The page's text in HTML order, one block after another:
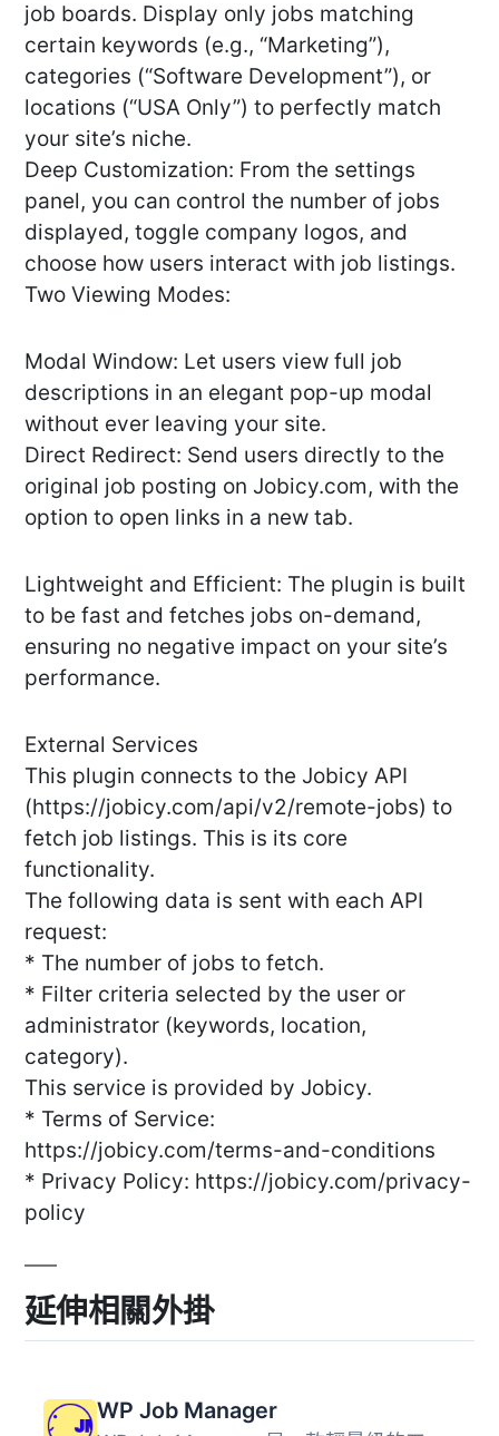
job boards. Display only jobs matching
certain keywords (e.g., “Marketing”),
categories (“Software Development”), or
locations (“USA Only”) to perfectly match
your site’s niche.
Deep Customization: From the settings
panel, you can control the number of jobs
displayed, toggle company logos, and
choose how users interact with job listings.
Two Viewing Modes:
Modal Window: Let users view full job
descriptions in an elegant pop-up modal
without ever leaving your site.
Direct Redirect: Send users directly to the
original job posting on Jobicy.com, with the
option to open links in a new tab.
Lightweight and Efficient: The plugin is built
to be fast and fetches jobs on-demand,
ensuring no negative impact on your site’s
performance.
External Services
This plugin connects to the Jobicy API
(https://jobicy.com/api/v2/remote-jobs) to
fetch job listings. This is its core
functionality.
The following data is sent with each API
request:
* The number of jobs to fetch.
* Filter criteria selected by the user or
administrator (keywords, location,
category).
This service is provided by Jobicy.
* Terms of Service:
https://jobicy.com/terms-and-conditions
* Privacy Policy: https://jobicy.com/privacy-
policy
延伸相關外掛
WP Job Manager